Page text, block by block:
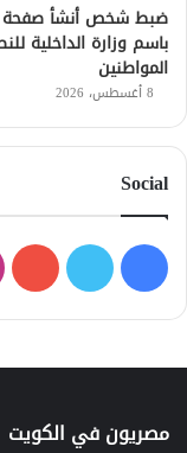
ضبط شخص أنشأ صفحة
باسم وزارة الداخلية
المواطنين
8 أغسطس، 2026
Social
فيسبوك
تويتر
مصريون في الكويت